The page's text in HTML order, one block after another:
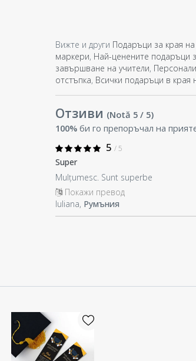
Вижте и други Подаръци за края
маркери, Най-ценените подаръци
завършване на учители,
отстъпка, Всички подаръци в края
Отзиви (Notă 5 / 5)
100% би го препоръчал на
5 / 5
Super
Mulțumesc. Sunt superbe
Покажи превод
Iuliana, Румъния